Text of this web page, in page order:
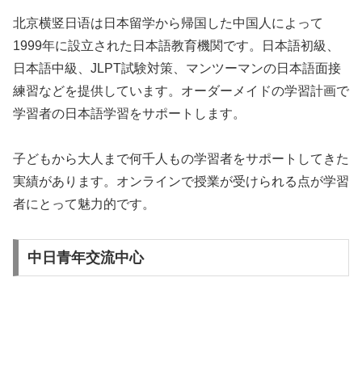
北京横竖日语は日本留学から帰国した中国人によって
1999年に設立された日本語教育機関です。日本語初級、
日本語中級、JLPT試験対策、マンツーマンの日本語面接
練習などを提供しています。オーダーメイドの学習計画で
学習者の日本語学習をサポートします。
子どもから大人まで何千人もの学習者をサポートしてきた
実績があります。オンラインで授業が受けられる点が学習
者にとって魅力的です。
中日青年交流中心